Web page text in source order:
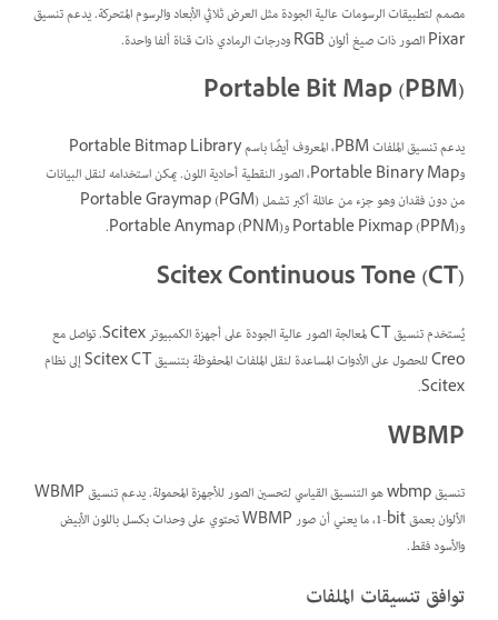
مصمم لتطبيقات الرسومات عالية الجودة مثل العرض ثلاثي الأبعاد والرسوم المتحركة. يدعم تنسيق
Pixar الصور ذات صيغ ألوان RGB ودرجات الرمادي ذات قناة ألفا واحدة.
Portable Bit Map (PBM)
يدعم تنسيق الملفات PBM، المعروف أيضًا باسم Portable Bitmap Library
وPortable Binary Map، الصور النقطية أحادية اللون. يمكن استخدامه لنقل البيانات
من دون فقدان وهو جزء من عائلة أكبر تشمل Portable Graymap (PGM)
وPortable Pixmap (PPM) وPortable Anymap (PNM).
Scitex Continuous Tone (CT)
يُستخدم تنسيق CT لمعالجة الصور عالية الجودة على أجهزة الكمبيوتر Scitex. تواصل مع
Creo للحصول على الأدوات المساعدة لنقل الملفات المحفوظة بتنسيق Scitex CT إلى نظام
Scitex.
WBMP
تنسيق wbmp هو التنسيق القياسي لتحسين الصور للأجهزة المحمولة. يدعم تنسيق WBMP
الألوان بعمق ‎1-bit، ما يعني أن صور WBMP تحتوي على وحدات بكسل باللون الأبيض
والأسود فقط.
توافق تنسيقات الملفات